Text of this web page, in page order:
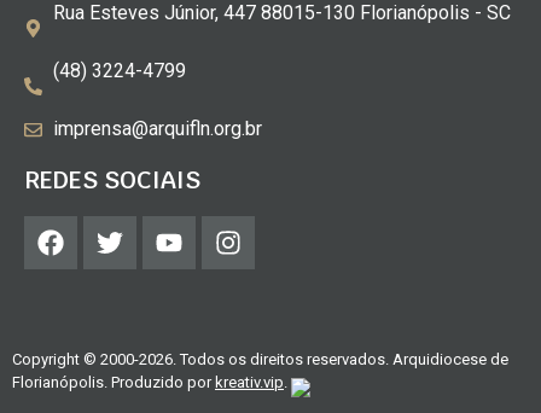
Rua Esteves Júnior, 447 88015-130 Florianópolis - SC
(48) 3224-4799
imprensa@arquifln.org.br
REDES SOCIAIS
Copyright © 2000-2026. Todos os direitos reservados. Arquidiocese de
Florianópolis. Produzido por kreativ.vip.